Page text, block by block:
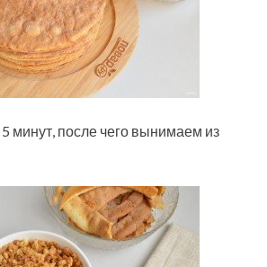
минут, после чего вынимаем из